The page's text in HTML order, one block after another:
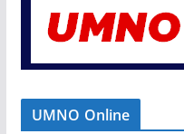
UMNO Online